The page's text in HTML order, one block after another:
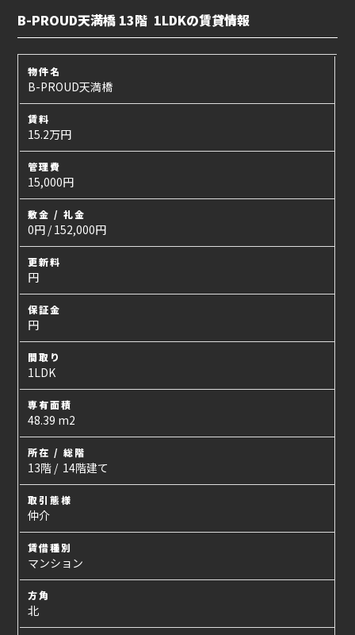
B-PROUD天満橋 13階 1LDKの賃貸情報
物件名
B-PROUD天満橋
賃料
15.2万円
管理費
15,000円
敷金 / 礼金
0円 / 152,000円
更新料
円
保証金
円
間取り
1LDK
専有面積
48.39 m2
所在 / 総階
13階 / 14階建て
取引態様
仲介
賃借種別
マンション
方角
北